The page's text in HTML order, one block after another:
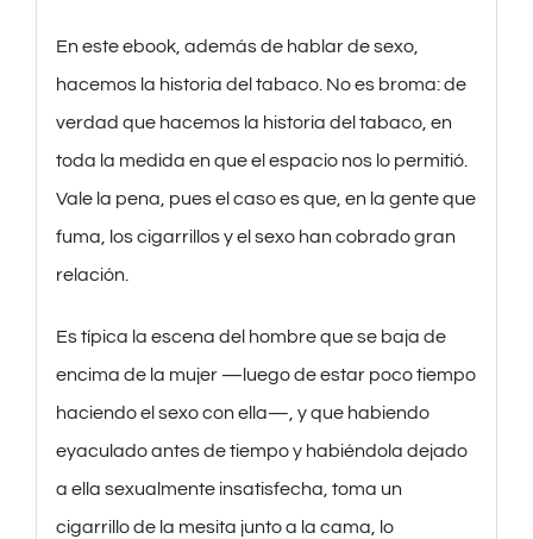
En este ebook, además de hablar de sexo,
hacemos la historia del tabaco. No es broma: de
verdad que hacemos la historia del tabaco, en
toda la medida en que el espacio nos lo permitió.
Vale la pena, pues el caso es que, en la gente que
fuma, los cigarrillos y el sexo han cobrado gran
relación.
Es típica la escena del hombre que se baja de
encima de la mujer —luego de estar poco tiempo
haciendo el sexo con ella—, y que habiendo
eyaculado antes de tiempo y habiéndola dejado
a ella sexualmente insatisfecha, toma un
cigarrillo de la mesita junto a la cama, lo